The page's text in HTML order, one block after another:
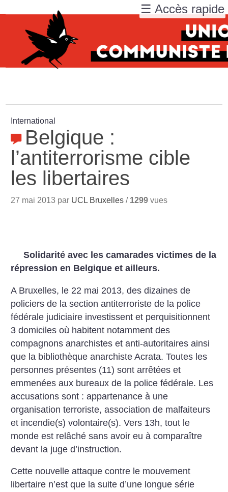
International
Belgique :
l’antiterrorisme cible
les libertaires
27 mai 2013 par UCL Bruxelles / 1299 vues
Solidarité avec les camarades victimes de la
répression en Belgique et ailleurs.
A Bruxelles, le 22 mai 2013, des dizaines de
policiers de la section antiterroriste de la police
fédérale judiciaire investissent et perquisitionnent
3 domiciles où habitent notamment des
compagnons anarchistes et anti-autoritaires ainsi
que la bibliothèque anarchiste Acrata. Toutes les
personnes présentes (11) sont arrêtées et
emmenées aux bureaux de la police fédérale. Les
accusations sont : appartenance à une
organisation terroriste, association de malfaiteurs
et incendie(s) volontaire(s). Vers 13h, tout le
monde est relâché sans avoir eu à comparaître
devant la juge d’instruction.
Cette nouvelle attaque contre le mouvement
libertaire n’est que la suite d’une longue série
☰ Accès rapide